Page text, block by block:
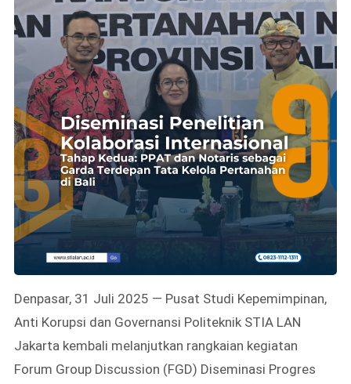
Denpasar, 31 Juli 2025 — Pusat Studi Kepemimpinan,
Anti Korupsi dan Governansi Politeknik STIA LAN
Jakarta kembali melanjutkan rangkaian kegiatan
Forum Group Discussion (FGD) Diseminasi Progres